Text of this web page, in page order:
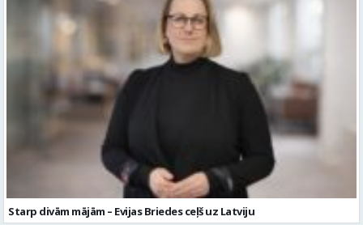
Starp divām mājām – Evijas Briedes ceļš uz Latviju